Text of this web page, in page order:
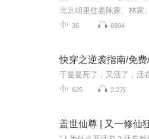
36 8904
625 2.2万
盖世仙尊 | 又一修仙